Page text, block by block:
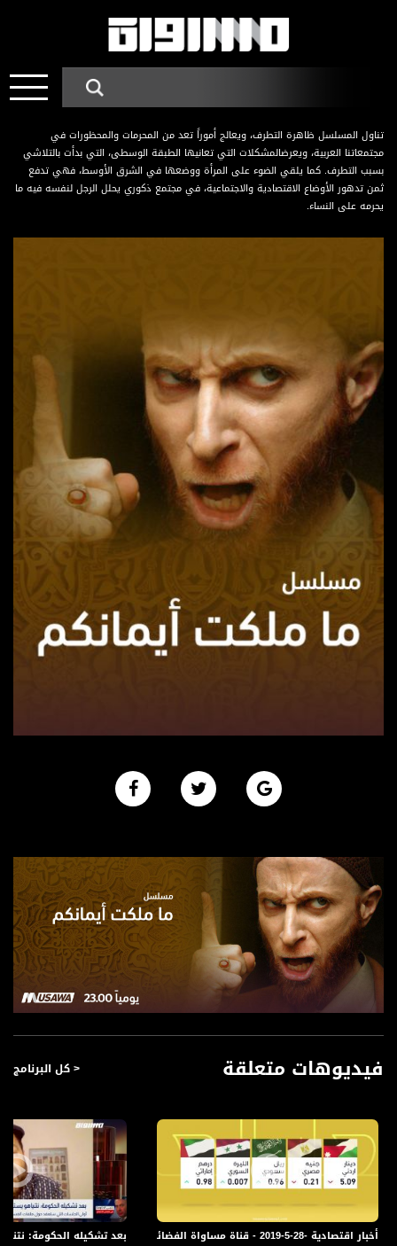
تناول المسلسل ظاهرة التطرف، ويعالج أموراً تعد من المحرمات والمحظورات في
مجتمعاتنا العربية، ويعرضالمشكلات التي تعانيها الطبقة الوسطى، التي بدأت بالتلاشي
بسبب التطرف. كما يلقي الضوء على المرأة ووضعها في الشرق الأوسط، فهي تدفع
ثمن تدهور الأوضاع الاقتصادية والاجتماعية، في مجتمع ذكوري يحلل الرجل لنفسه فيه ما
يحرمه على النساء.
فيديوهات متعلقة < كل البرنامج
بعد تشكيله الحكومة: أخبار اقتصادية -28-5-2019 - قناة مساواة الفضائية